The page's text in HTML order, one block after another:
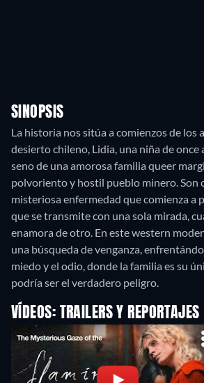
SINOPSIS
La historia nos sitúa a comienzos de los
desierto chileno, Lidia, una niña de once
seno de una amorosa familia queer
polvoriento y hostil pueblo minero. Son
misteriosa enfermedad que comienza a
que se transmite con una sola mirada,
enamora de otro. En este western
una búsqueda de venganza,
miedo y el odio, donde la familia es su
podría ser el verdadero peligro.
VÍDEOS: TRAILERS Y REPORTAJES